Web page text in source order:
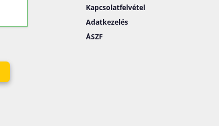
Kapcsolatfelvétel
Adatkezelés
ÁSZF